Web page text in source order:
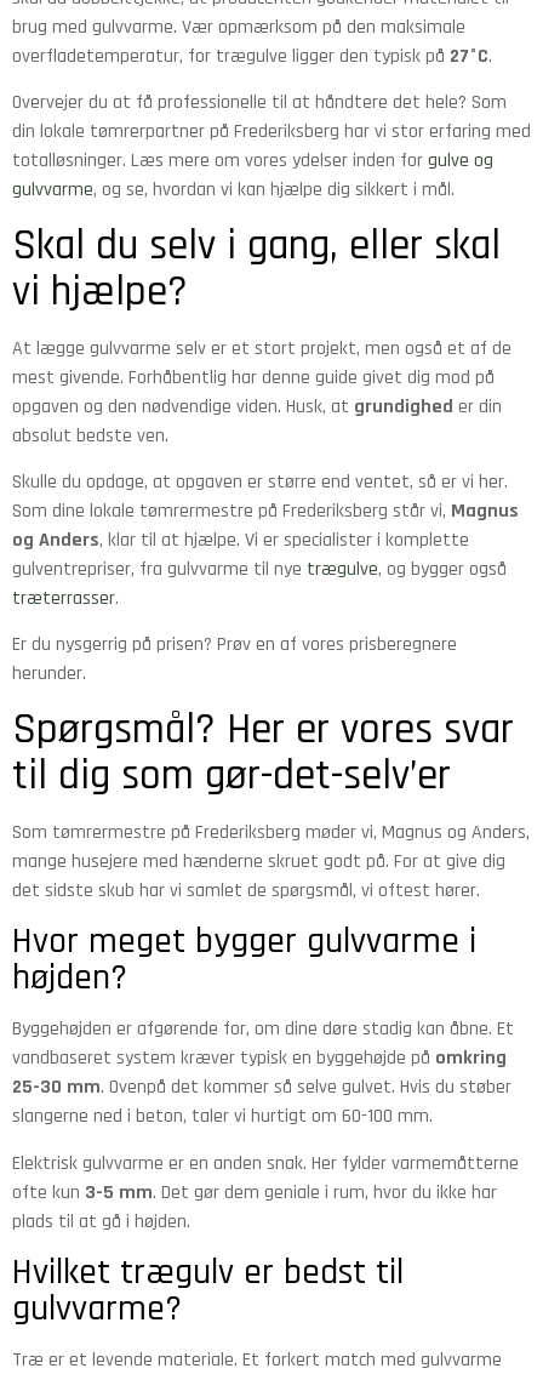
brug med gulvvarme. Vær opmærksom på den maksimale
overfladetemperatur, for trægulve ligger den typisk på 27°C.
Overvejer du at få professionelle til at håndtere det hele? Som
din lokale tømrerpartner på Frederiksberg har vi stor erfaring med
totalløsninger. Læs mere om vores ydelser inden forgulve og
gulvvarme, og se, hvordan vi kan hjælpe dig sikkert i mål.
Skal du selv i gang, eller skal
vi hjælpe?
At lægge gulvvarme selv er et stort projekt, men også et af de
mest givende. Forhåbentlig har denne guide givet dig mod på
opgaven og den nødvendige viden. Husk, at grundighed er din
absolut bedste ven.
Skulle du opdage, at opgaven er større end ventet, så er vi her.
Som dine lokale tømrermestre på Frederiksberg står vi, Magnus
og Anders, klar til at hjælpe. Vi er specialister i komplette
gulventrepriser, fra gulvvarme til nye trægulve, og bygger også
træterrasser.
Er du nysgerrig på prisen? Prøv en af vores prisberegnere
herunder.
Spørgsmål? Her er vores svar
til dig som gør-det-selv’er
Som tømrermestre på Frederiksberg møder vi, Magnus og Anders,
mange husejere med hænderne skruet godt på. For at give dig
det sidste skub har vi samlet de spørgsmål, vi oftest hører.
Hvor meget bygger gulvvarme i
højden?
Byggehøjden er afgørende for, om dine døre stadig kan åbne. Et
vandbaseret system kræver typisk en byggehøjde på omkring
25-30 mm. Ovenpå det kommer så selve gulvet. Hvis du støber
slangerne ned i beton, taler vi hurtigt om 60-100 mm.
Elektrisk gulvvarme er en anden snak. Her fylder varmemåtterne
ofte kun 3-5 mm. Det gør dem geniale i rum, hvor du ikke har
plads til at gå i højden.
Hvilket trægulv er bedst til
gulvvarme?
Træ er et levende materiale. Et forkert match med gulvvarme